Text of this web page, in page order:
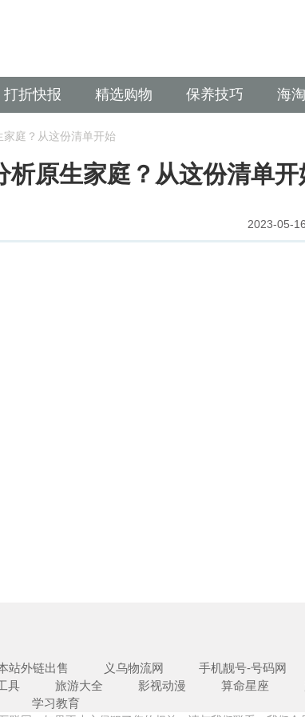
打折快报 精选购物 保养技巧 海
庭？从这份清单开始
原生家庭？从这份清单开
2023-05-
站外链出售 义乌物流网 手机靓号-号码网
具 旅游大全 影视动漫 算命星座
学习教育